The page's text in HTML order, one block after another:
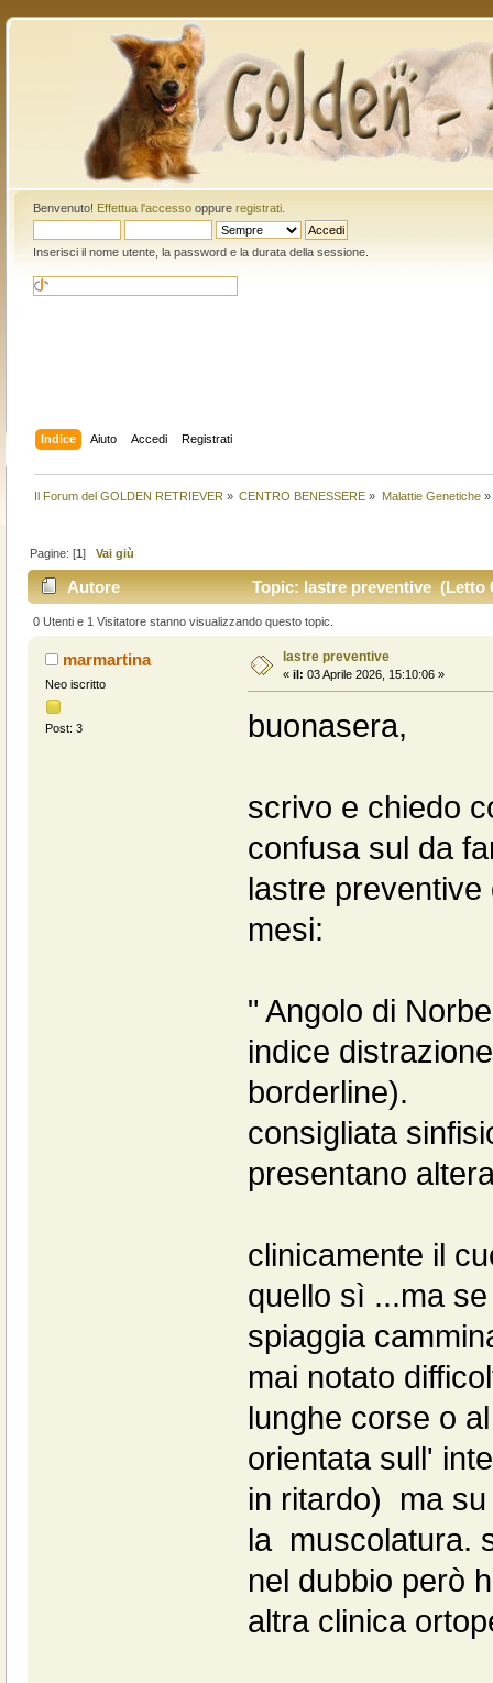
Benvenuto! Effettua l'accessooppure registrati.
Inserisci il nome utente, la password e la durata della sessione.
Indice Aiuto Accedi Registrati
Il Forum del GOLDEN RETRIEVER » CENTRO BENESSERE » Malattie Genetiche»
Pagine: [1]Vai giù
Autore Topic: lastre preventive (Letto
0 Utenti e 1 Visitatore stanno visualizzando questo topic.
marmartina
Neo iscritto
Post: 3
lastre preventive
« il: 03 Aprile 2026, 15:10:06 »
buonasera,
scrivo e chiedo
confusa sul da
lastre
mesi:
" Angolo di
indice
borderline).
consigliata
presentano
clinicamente il
quello sì ...ma
spiaggia
mai notato
lunghe corse o
orientata sull'
in ritardo) ma su
la muscolatura.
nel dubbio però
altra clinica